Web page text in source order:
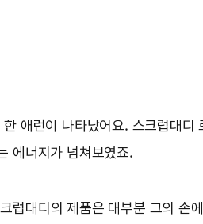
애런이 나타났어요. 스크럽대
에너지가 넘쳐보였죠.
럽대디의 제품은 대부분 그의